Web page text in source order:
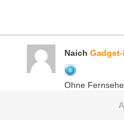
Naich Gadget-
Ohne